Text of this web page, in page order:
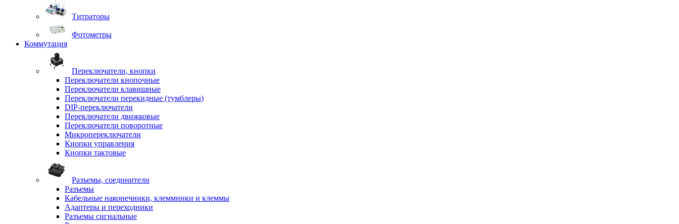
Титраторы
Фотометры
Коммутация
Переключатели, кнопки
Переключатели кнопочные
Переключатели клавишные
Переключатели перекидные (тумблеры)
DIP-переключатели
Переключатели движковые
Переключатели поворотные
Микропереключатели
Кнопки управления
Кнопки тактовые
Разъемы, соединители
Разъемы
Кабельные наконечники, клеммники и клеммы
Адаптеры и переходники
Разъемы сигнальные